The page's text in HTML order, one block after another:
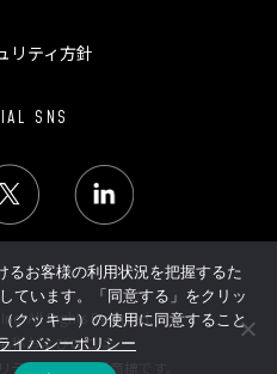
リティ方針
SNS
All Rights Reserved.
称およびロゴは、
ティラボの登録商標です。
るお客様の利用状況を把握するた
ています。「同意する」をクリッ
クッキー）の使用に同意すること
イバシーポリシー